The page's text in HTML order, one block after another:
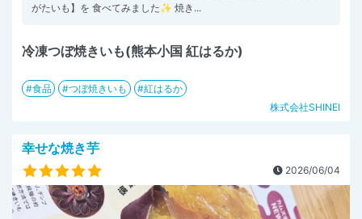
がたいも】を 食べてみました✨ 焼き...
冷凍つぼ焼きいも(熊本小国 紅はるか)
食品 つぼ焼きいも
紅はるか
株式会社SHINEI
幸せな焼き芋
2026/06/04